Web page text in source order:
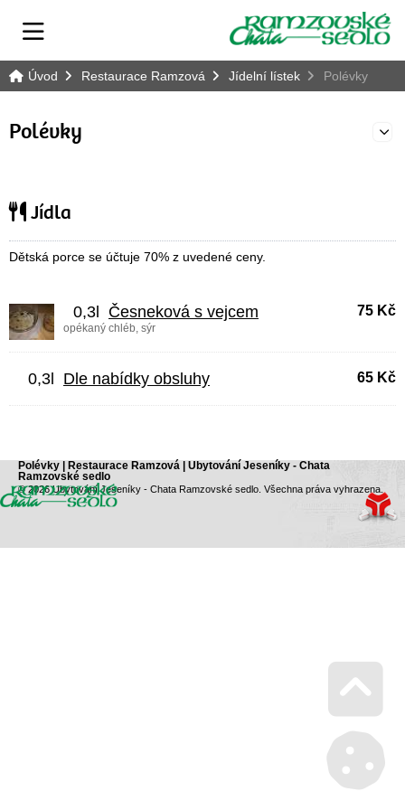
Úvod Restaurace Ramzová Jídelní lístek Polévky
Polévky
Jídla
Dětská porce se účtuje 70% z uvedené ceny.
75 Kč
0,3l Česneková s vejcem
opékaný chléb, sýr
65 Kč
0,3l Dle nabídky obsluhy
Polévky | Restaurace Ramzová | Ubytování Jeseníky - Chata
Ramzovské sedlo
© 2026 Ubytování Jeseníky - Chata Ramzovské sedlo. Všechna práva vyhrazena.
Go